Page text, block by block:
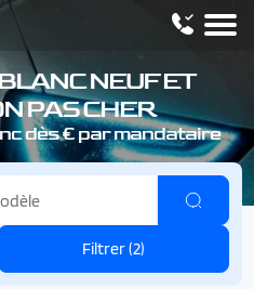
NEUF ET
PAS CHER
dès € par mandataire
Filtrer (2)